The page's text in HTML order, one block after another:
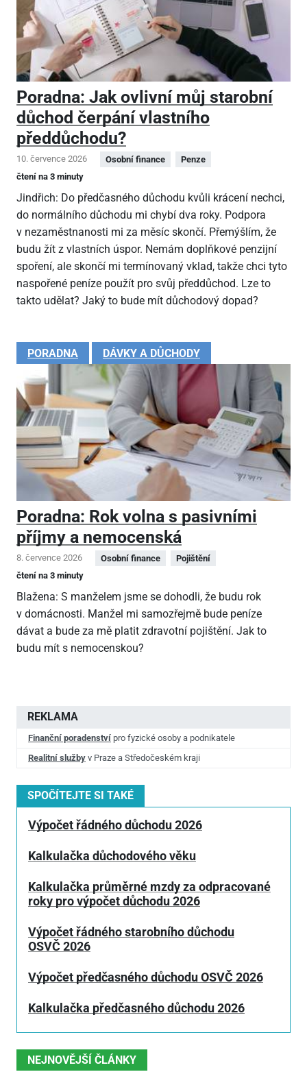
Poradna: Jak ovlivní můj starobní
důchod čerpání vlastního
předdůchodu?
10. července 2026 Osobní finance
Penze
čtení na 3 minuty
Jindřich: Do předčasného důchodu kvůli krácení nechci,
do normálního důchodu mi chybí dva roky. Podpora
v nezaměstnanosti mi za měsíc skončí. Přemýšlím, že
budu žít z vlastních úspor. Nemám doplňkové penzijní
spoření, ale skončí mi termínovaný vklad, takže chci tyto
naspořené peníze použít pro svůj předdůchod. Lze to
takto udělat? Jaký to bude mít důchodový dopad?
PORADNA DÁVKY A DŮCHODY
Poradna: Rok volna s pasivními
příjmy a nemocenská
8. července 2026 Osobní finance
Pojištění
čtení na 3 minuty
Blažena: S manželem jsme se dohodli, že budu rok
v domácnosti. Manžel mi samozřejmě bude peníze
dávat a bude za mě platit zdravotní pojištění. Jak to
budu mít s nemocenskou?
REKLAMA
Finanční poradenství pro fyzické osoby a podnikatele
Realitní služby v Praze a Středočeském kraji
SPOČÍTEJTE SI TAKÉ
Výpočet řádného důchodu 2026
Kalkulačka důchodového věku
Kalkulačka průměrné mzdy za odpracované
roky pro výpočet důchodu 2026
Výpočet řádného starobního důchodu
OSVČ 2026
Výpočet předčasného důchodu OSVČ 2026
Kalkulačka předčasného důchodu 2026
NEJNOVĚJŠÍ ČLÁNKY